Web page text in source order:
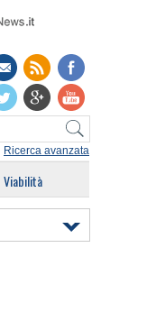
Ricerca avanzata
Viabilità